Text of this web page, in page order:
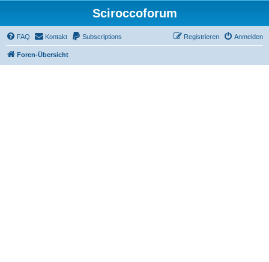
Sciroccoforum
FAQ Kontakt Subscriptions Anmelden
Registrieren
Foren-Übersicht